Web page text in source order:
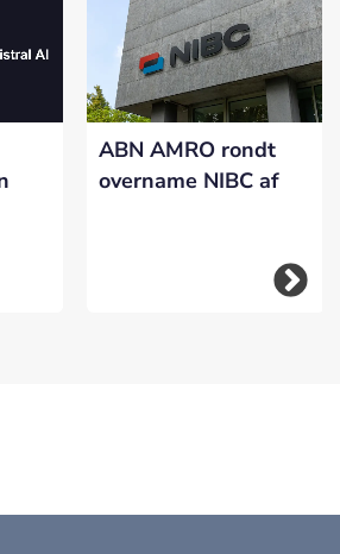
ABN AMRO rondt
overname NIBC af